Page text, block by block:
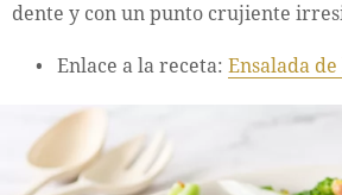
dente y con un punto crujiente
Enlace a la receta: Ensalada